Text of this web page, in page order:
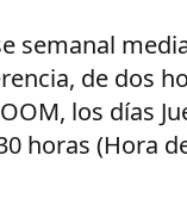
semanal
de dos
los días
horas (Hora